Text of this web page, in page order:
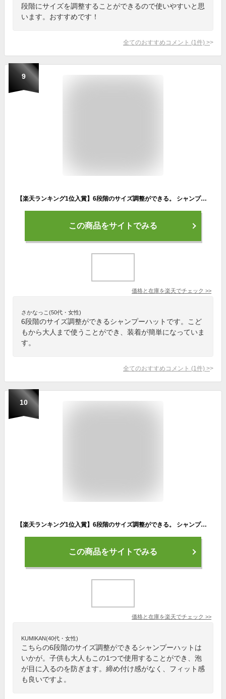
段階にサイズを調整することができるので使いやすいと思
います。おすすめです！
全てのおすすめコメント (1 件) >
9
【楽天ランキング1位入賞】6段階のサイズ調整ができる。 シャンプーハット 子供から大人まで使える( ピンク)
この商品をサイトでみる
価格と在庫を楽天でチェック >>
さかなっこ(50代・女性)
6段階のサイズ調整ができるシャンプーハットです。こど
もから大人まで使うことができ、装着が簡単になっていま
す。
全てのおすすめコメント (1 件) >
10
【楽天ランキング1位入賞】6段階のサイズ調整ができる。 シャンプーハット 子供から大人まで使える( イエロー)
この商品をサイトでみる
価格と在庫を楽天でチェック >>
KUMIKAN(40代・女性)
こちらの6段階のサイズ調整ができるシャンプーハットは
いかが。子供も大人もこの1つで使用することができ、泡
が目に入るのを防ぎます。締め付け感がなく、フィット感
も良いですよ。